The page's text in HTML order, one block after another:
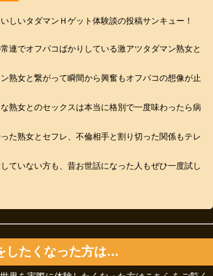
しいタダマンＨゲット体験談の投稿サンキュー！
連でオフパコばかりしている激アツタダマン熟女と
熟女と繋がって瞬間から興奮もオフパコの想像が止
熟女とのセックスは本当に格別で一度味わったら病
た熟女とセフレ、不倫相手と割り切った関係もテレ
ていない方も、昔お世話になった人もぜひ一度試し
したくなった方は…